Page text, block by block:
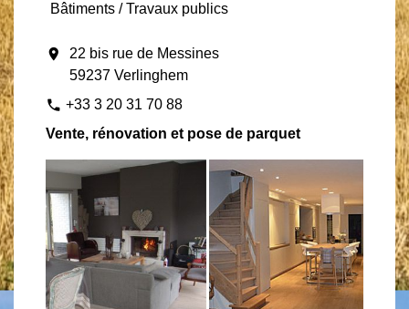
Bâtiments / Travaux publics
location_on
22 bis rue de Messines
59237 Verlinghem
phone +33 3 20 31 70 88
Vente, rénovation et pose de parquet